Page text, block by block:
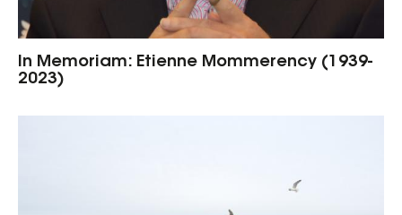
In Memoriam: Etienne Mommerency (1939-
2023)